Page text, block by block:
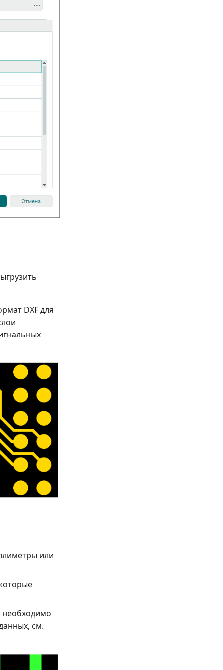
DXF для
или
необходимо
см.